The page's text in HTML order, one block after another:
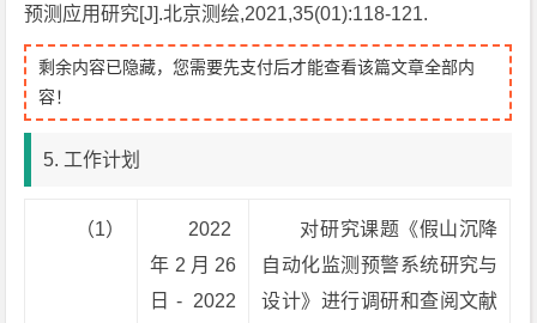
预测应用研究[J].北京测绘,2021,35(01):118-121.
剩余内容已隐藏，您需要先支付后才能查看该篇文章全部内
容！
5. 工作计划
（1）
2022
年2月26
日- 2022
对研究课题《假山沉降
自动化监测预警系统研究与
设计》进行调研和查阅文献